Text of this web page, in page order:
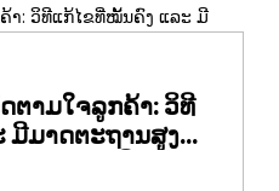
າມໃຈລູກຄ້າ: ວິທີ
ມາດຕະຖານສູງ